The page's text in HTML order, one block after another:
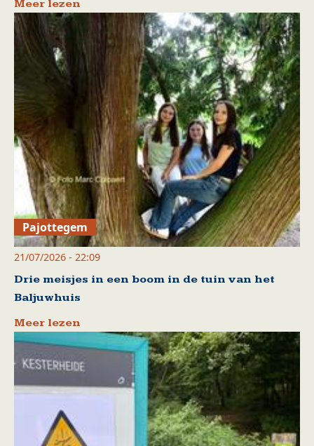
Meer lezen
Pajottegem
21/07/2026 - 22:09
Drie meisjes in een boom in de tuin van het
Baljuwhuis
Meer lezen